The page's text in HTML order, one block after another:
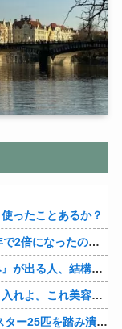
ったことあるか？
【悲報】日本政府「障害者の福祉費用が10年で2倍になったので抑制します」
【驚愕】エッチなことを考えると『くしゃみ』が出る人、結構いると判明
【警告】社会人「スムージーにキウイ皮ごと入れよ。これ美容にいいんだよね〜」→ 結果…
【胸糞】36歳教員、19歳女とホテルでハムスター25匹を踏み潰すなどして逮捕